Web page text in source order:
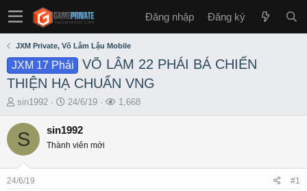
Đăng nhập Đăng ký
JXM Private, Võ Lâm Lậu Mobile
JXM 17 Phái
VÕ LÂM 22 PHÁI BÁ CHIẾN
THIỆN HẠ CHUẨN VNG
T
r
e
s
sin1992
S
a
t
24/6/19
L1,668
S sin1992
Thành viên mới
24/6/19 #1